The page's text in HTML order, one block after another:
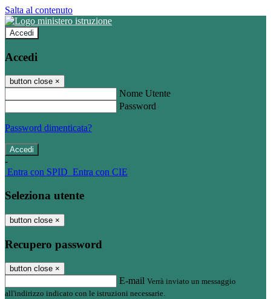
Salta al contenuto
Accedi
Accedi
button close ×
Nome Utente
Password
Password dimenticata?
-
Entra con SPID Entra con CIE
Seleziona utente
button close ×
Recupero password
button close ×
E-mail Verrà inviato un messaggio
all'indirizzo indicato con le istruzioni necessarie.